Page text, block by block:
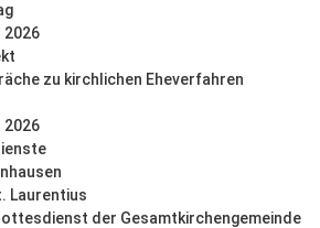
2026
zu kirchlichen Eheverfahren
2026
Laurentius
der Gesamtkirchengemeinde